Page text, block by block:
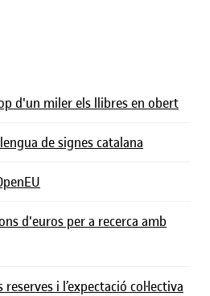
d'un miler els llibres en obert
de signes catalana
d'euros per a recerca amb
reserves i l’expectació col·lectiva